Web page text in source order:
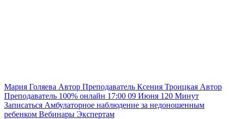
Мария Голяева Автор Преподаватель Ксения Троицкая Автор
Преподаватель 100% онлайн 17:00 09 Июня 120 Минут
Записаться Амбулаторное наблюдение за недоношенным
ребенком Вебинары Экспертам